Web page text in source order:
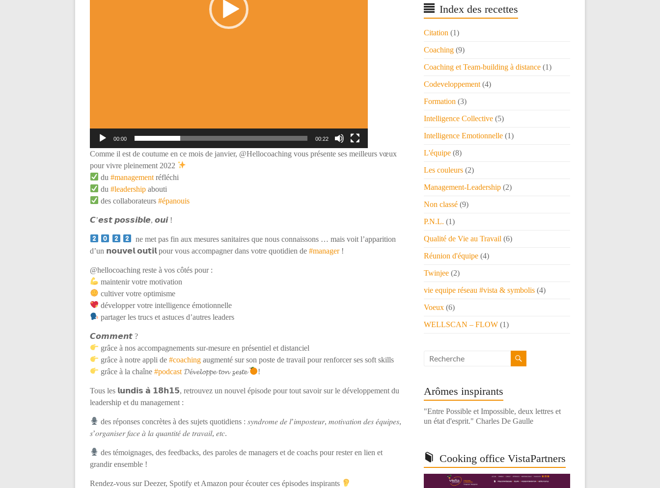
00:00 00:22
Comme il est de coutume en ce mois de janvier, @Hellocoaching vous présente ses meilleurs vœux
pour vivre pleinement 2022
du#management réfléchi
du#leadership abouti
des collaborateurs#épanouis
𝘾’𝙚𝙨𝙩 𝙥𝙤𝙨𝙨𝙞𝙗𝙡𝙚, 𝙤𝙪𝙞 !
ne met pas fin aux mesures sanitaires que nous connaissons … mais voit l’apparition
d’un 𝗻𝗼𝘂𝘃𝗲𝗹 𝗼𝘂𝘁𝗶𝗹 pour vous accompagner dans votre quotidien de #manager!
@hellocoaching reste à vos côtés pour :
maintenir votre motivation
cultiver votre optimisme
développer votre intelligence émotionnelle
partager les trucs et astuces d’autres leaders
𝘾𝙤𝙢𝙢𝙚𝙣𝙩 ?
grâce à nos accompagnements sur-mesure en présentiel et distanciel
grâce à notre appli de#coaching augmenté sur son poste de travail pour renforcer ses soft skills
grâce à la chaîne#podcast 𝓓𝓮́𝓿𝓮𝓵𝓸𝓹𝓹𝓮 𝓽𝓸𝓷 𝔃𝓮𝓼𝓽𝓮 !
Tous les 𝗹𝘂𝗻𝗱𝗶𝘀 𝗮̀ 𝟭𝟴𝗵𝟭𝟱, retrouvez un nouvel épisode pour tout savoir sur le développement du
leadership et du management :
des réponses concrètes à des sujets quotidiens : 𝑠𝑦𝑛𝑑𝑟𝑜𝑚𝑒 𝑑𝑒 𝑙’𝑖𝑚𝑝𝑜𝑠𝑡𝑒𝑢𝑟, 𝑚𝑜𝑡𝑖𝑣𝑎𝑡𝑖𝑜𝑛 𝑑𝑒𝑠 𝑒́𝑞𝑢𝑖𝑝𝑒𝑠,
𝑠’𝑜𝑟𝑔𝑎𝑛𝑖𝑠𝑒𝑟 𝑓𝑎𝑐𝑒 𝑎̀ 𝑙𝑎 𝑞𝑢𝑎𝑛𝑡𝑖𝑡𝑒́ 𝑑𝑒 𝑡𝑟𝑎𝑣𝑎𝑖𝑙, 𝑒𝑡𝑐.
des témoignages, des feedbacks, des paroles de managers et de coachs pour rester en lien et
grandir ensemble !
Rendez-vous sur Deezer, Spotify et Amazon pour écouter ces épisodes inspirants
Index des recettes
Citation (1)
Coaching(9)
Coaching et Team-building à distance(1)
Codeveloppement(4)
Formation (3)
Intelligence Collective(5)
Intelligence Emotionnelle(1)
L'équipe(8)
Les couleurs(2)
Management-Leadership(2)
Non classé(9)
P.N.L. (1)
Qualité de Vie au Travail (6)
Réunion d'équipe(4)
Twinjee(2)
vie equipe réseau #vista & symbolis(4)
Voeux(6)
WELLSCAN – FLOW(1)
Arômes inspirants
"Entre Possible et Impossible, deux lettres et
un état d'esprit." Charles De Gaulle
Cooking office VistaPartners